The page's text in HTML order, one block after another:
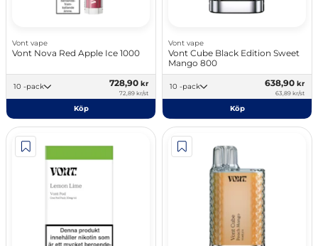
Vont vape
Vont Nova Red Apple Ice 1000
10 -pack 728,90 kr
72,89 kr/st
Köp
Vont vape
Vont Cube Black Edition Sweet
Mango 800
10 -pack 638,90 kr
63,89 kr/st
Köp